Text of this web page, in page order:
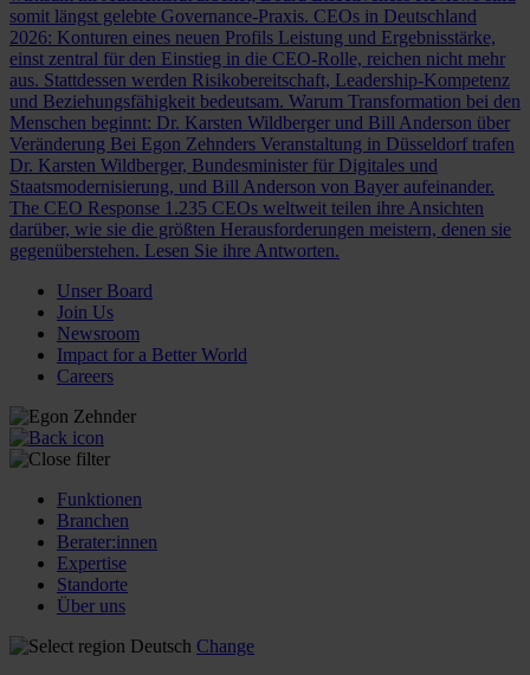
somit längst gelebte Governance-Praxis. CEOs in Deutschland
2026: Konturen eines neuen Profils Leistung und Ergebnisstärke,
einst zentral für den Einstieg in die CEO-Rolle, reichen nicht mehr
aus. Stattdessen werden Risikobereitschaft, Leadership-Kompetenz
und Beziehungsfähigkeit bedeutsam. Warum Transformation bei den
Menschen beginnt: Dr. Karsten Wildberger und Bill Anderson über
Veränderung Bei Egon Zehnders Veranstaltung in Düsseldorf trafen
Dr. Karsten Wildberger, Bundesminister für Digitales und
Staatsmodernisierung, und Bill Anderson von Bayer aufeinander.
The CEO Response 1.235 CEOs weltweit teilen ihre Ansichten
darüber, wie sie die größten Herausforderungen meistern, denen sie
gegenüberstehen. Lesen Sie ihre Antworten.
Unser Board
Join Us
Newsroom
Impact for a Better World
Careers
Funktionen
Branchen
Berater:innen
Expertise
Standorte
Über uns
Deutsch Change